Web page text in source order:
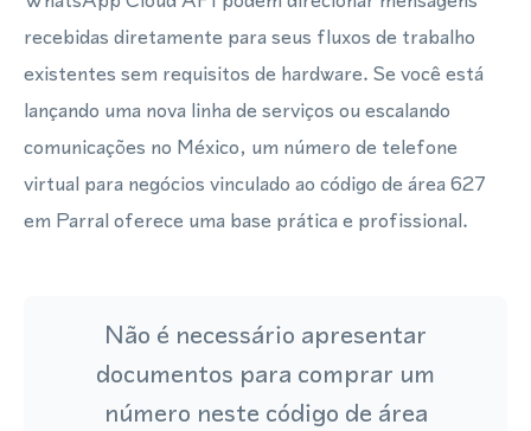
recebidas diretamente para seus fluxos de trabalho
existentes sem requisitos de hardware. Se você está
lançando uma nova linha de serviços ou escalando
comunicações no México, um número de telefone
virtual para negócios vinculado ao código de área 627
em Parral oferece uma base prática e profissional.
Não é necessário apresentar
documentos para comprar um
número neste código de área